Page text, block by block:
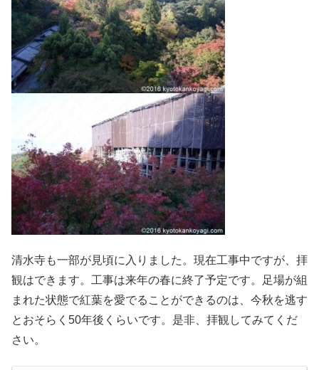
清水寺も一部が見頃に入りました。現在工事中ですが、拝
観はできます。工事は来年の春に終了予定です。足場が組
まれた状態で紅葉を愛でることができるのは、今秋を逃す
とおそらく50年後くらいです。是非、拝観してみてくだ
さい。